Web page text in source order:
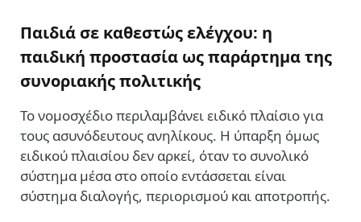
Παιδιά σε καθεστώς ελέγχου: η
παιδική προστασία ως παράρτημα της
συνοριακής πολιτικής
Το νομοσχέδιο περιλαμβάνει ειδικό πλαίσιο για
τους ασυνόδευτους ανηλίκους. Η ύπαρξη όμως
ειδικού πλαισίου δεν αρκεί, όταν το συνολικό
σύστημα μέσα στο οποίο εντάσσεται είναι
σύστημα διαλογής, περιορισμού και αποτροπής.